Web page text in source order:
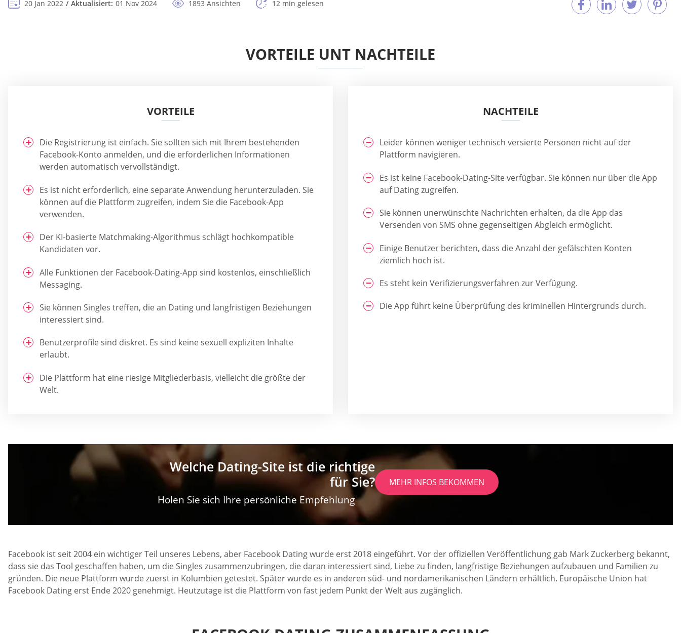
20 Jan 2022 Aktualisiert: 01 Nov 2024 1893 Ansichten 12 min gelesen
VORTEILE UNT NACHTEILE
VORTEILE
Die Registrierung ist einfach. Sie sollten sich mit Ihrem bestehenden
Facebook-Konto anmelden, und die erforderlichen Informationen
werden automatisch vervollständigt.
Es ist nicht erforderlich, eine separate Anwendung herunterzuladen. Sie
können auf die Plattform zugreifen, indem Sie die Facebook-App
verwenden.
Der KI-basierte Matchmaking-Algorithmus schlägt hochkompatible
Kandidaten vor.
Alle Funktionen der Facebook-Dating-App sind kostenlos, einschließlich
Messaging.
Sie können Singles treffen, die an Dating und langfristigen Beziehungen
interessiert sind.
Benutzerprofile sind diskret. Es sind keine sexuell expliziten Inhalte
erlaubt.
Die Plattform hat eine riesige Mitgliederbasis, vielleicht die größte der
Welt.
NACHTEILE
Leider können weniger technisch versierte Personen nicht auf der
Plattform navigieren.
Es ist keine Facebook-Dating-Site verfügbar. Sie können nur über die App
auf Dating zugreifen.
Sie können unerwünschte Nachrichten erhalten, da die App das
Versenden von SMS ohne gegenseitigen Abgleich ermöglicht.
Einige Benutzer berichten, dass die Anzahl der gefälschten Konten
ziemlich hoch ist.
Es steht kein Verifizierungsverfahren zur Verfügung.
Die App führt keine Überprüfung des kriminellen Hintergrunds durch.
Welche Dating-Site ist die richtige
für Sie?
Holen Sie sich Ihre persönliche Empfehlung
MEHR INFOS BEKOMMEN
Facebook ist seit 2004 ein wichtiger Teil unseres Lebens, aber Facebook Dating wurde erst 2018 eingeführt. Vor der offiziellen Veröffentlichung gab Mark Zuckerberg bekannt,
dass sie das Tool geschaffen haben, um die Singles zusammenzubringen, die daran interessiert sind, Liebe zu finden, langfristige Beziehungen aufzubauen und Familien zu
gründen. Die neue Plattform wurde zuerst in Kolumbien getestet. Später wurde es in anderen süd- und nordamerikanischen Ländern erhältlich. Europäische Union hat
Facebook Dating erst Ende 2020 genehmigt. Heutzutage ist die Plattform von fast jedem Punkt der Welt aus zugänglich.